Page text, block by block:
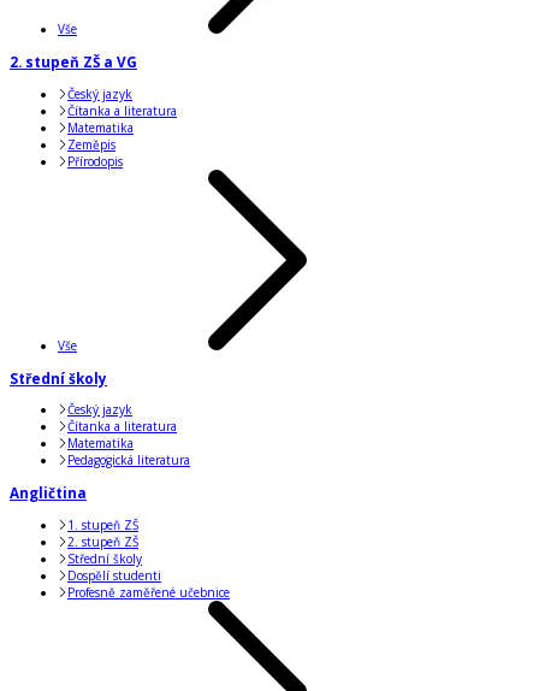
Vše
2. stupeň ZŠ a VG
Český jazyk
Čítanka a literatura
Matematika
Zeměpis
Přírodopis
Vše
Střední školy
Český jazyk
Čítanka a literatura
Matematika
Pedagogická literatura
Angličtina
1. stupeň ZŠ
2. stupeň ZŠ
Střední školy
Dospělí studenti
Profesně zaměřené učebnice